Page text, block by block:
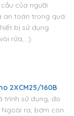
của người
an toàn trong quá
bị sử dụng
rửa,…)
2XCM25/160B
trình sử dụng, do
ra, bơm còn